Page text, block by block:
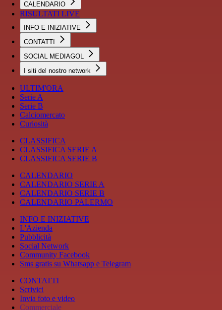
CALENDARIO
RISULTATI LIVE
INFO E INIZIATIVE
CONTATTI
SOCIAL MEDIAGOL
I siti del nostro network
ULTIM'ORA
Serie A
Serie B
Calciomercato
Curiosità
CLASSIFICA
CLASSIFICA SERIE A
CLASSIFICA SERIE B
CALENDARIO
CALENDARIO SERIE A
CALENDARIO SERIE B
CALENDARIO PALERMO
INFO E INIZIATIVE
L'Azienda
Pubblicità
Social Network
Community Facebook
Sms gratis su Whatsapp e Telegram
CONTATTI
Scrivici
Invia foto e video
Commerciale